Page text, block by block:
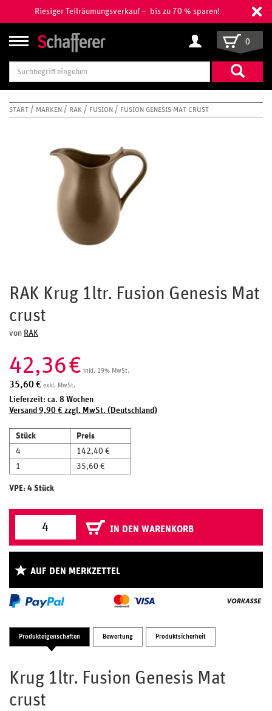
Riesiger Teilräumungsverkauf – bis zu 70 % sparen!
Suchbegriff
eingeben
0
START MARKEN RAK FUSION FUSION GENESIS MAT CRUST
RAK Krug 1ltr. Fusion Genesis Mat
crust
von RAK
42,36€ inkl. 19% MwSt.
35,60€ exkl. MwSt.
Lieferzeit: ca. 8 Wochen
Versand 9,90 € zzgl. MwSt. (Deutschland)
Stück
Preis
4
142,40 €
1
35,60 €
VPE: 4 Stück
IN DEN WARENKORB
AUF DEN MERKZETTEL
Produkteigenschaften Bewertung Produktsicherheit
Krug 1ltr. Fusion Genesis Mat
crust